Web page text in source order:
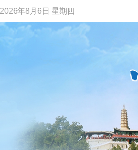
2026年8月6日 星期四